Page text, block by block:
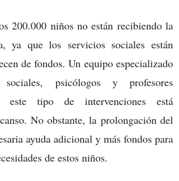
200.000 niños no están recibiendo la
ya que los servicios sociales están
de fondos. Un equipo especializado
psicólogos y profesores
este tipo de intervenciones está
No obstante, la prolongación del
ayuda adicional y más fondos para
de estos niños.